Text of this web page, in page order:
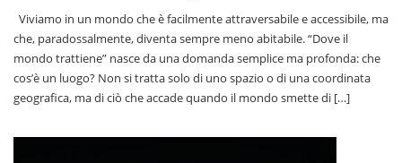
Viviamo in un mondo che è facilmente attraversabile e accessibile, ma
che, paradossalmente, diventa sempre meno abitabile. “Dove il
mondo trattiene” nasce da una domanda semplice ma profonda: che
cos’è un luogo? Non si tratta solo di uno spazio o di una coordinata
geografica, ma di ciò che accade quando il mondo smette di […]